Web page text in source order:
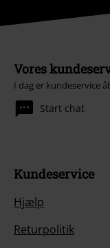
Vores
I dag er kundeservice
Start chat
Kundeservice
Hjælp
Returpolitik